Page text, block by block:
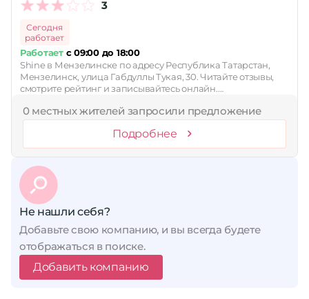
3
Сегодня
работает
Работаетс 09:00 до 18:00
Shine в Мензелинске по адресу Республика Татарстан,
Мензелинск, улица Габдуллы Тукая, 30. Читайте отзывы,
смотрите рейтинг и записывайтесь онлайн.…
0 местных жителей запросили предложение
Подробнее
Не нашли себя?
Добавьте свою компанию, и вы всегда будете
отображаться в поиске.
Добавить компанию